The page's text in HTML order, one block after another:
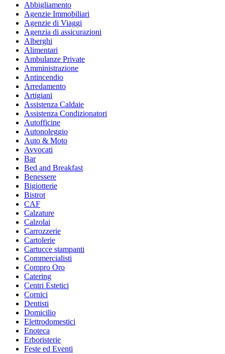
Abbigliamento
Agenzie Immobiliari
Agenzie di Viaggi
Agenzia di assicurazioni
Alberghi
Alimentari
Ambulanze Private
Amministrazione
Antincendio
Arredamento
Artigiani
Assistenza Caldaie
Assistenza Condizionatori
Autofficine
Autonoleggio
Auto & Moto
Avvocati
Bar
Bed and Breakfast
Benessere
Bigiotterie
Bistrot
CAF
Calzature
Calzolai
Carrozzerie
Cartolerie
Cartucce stampanti
Commercialisti
Compro Oro
Catering
Centri Estetici
Cornici
Dentisti
Domicilio
Elettrodomestici
Enoteca
Erboristerie
Feste ed Eventi